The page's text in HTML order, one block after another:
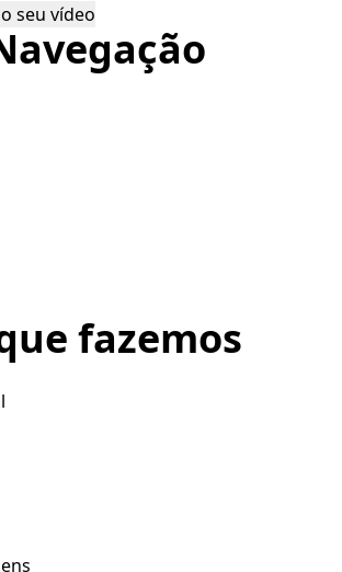
seu vídeo
fazemos